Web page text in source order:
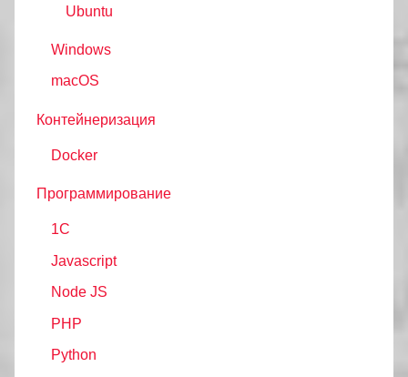
Ubuntu
Windows
macOS
Контейнеризация
Docker
Программирование
1C
Javascript
Node JS
PHP
Python